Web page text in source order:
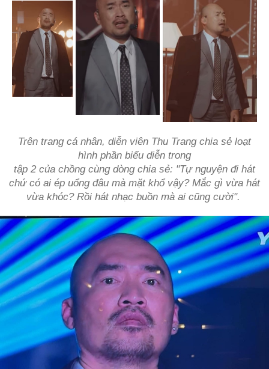
Trên trang cá nhân, diễn viên Thu Trang chia sẻ loạt
hình phần biểu diễn trong
tập 2 của chồng cùng dòng chia sẻ: "Tự nguyện đi hát
chứ có ai ép uổng đâu mà mặt khổ vậy? Mắc gì vừa hát
vừa khóc? Rồi hát nhạc buồn mà ai cũng cười".